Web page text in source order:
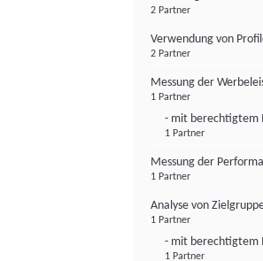
2 Partner
Verwendung von
2 Partner
Messung der
1 Partner
- mit berechtigtem
1 Partner
Messung der
1 Partner
Analyse von
1 Partner
- mit berechtigtem
1 Partner